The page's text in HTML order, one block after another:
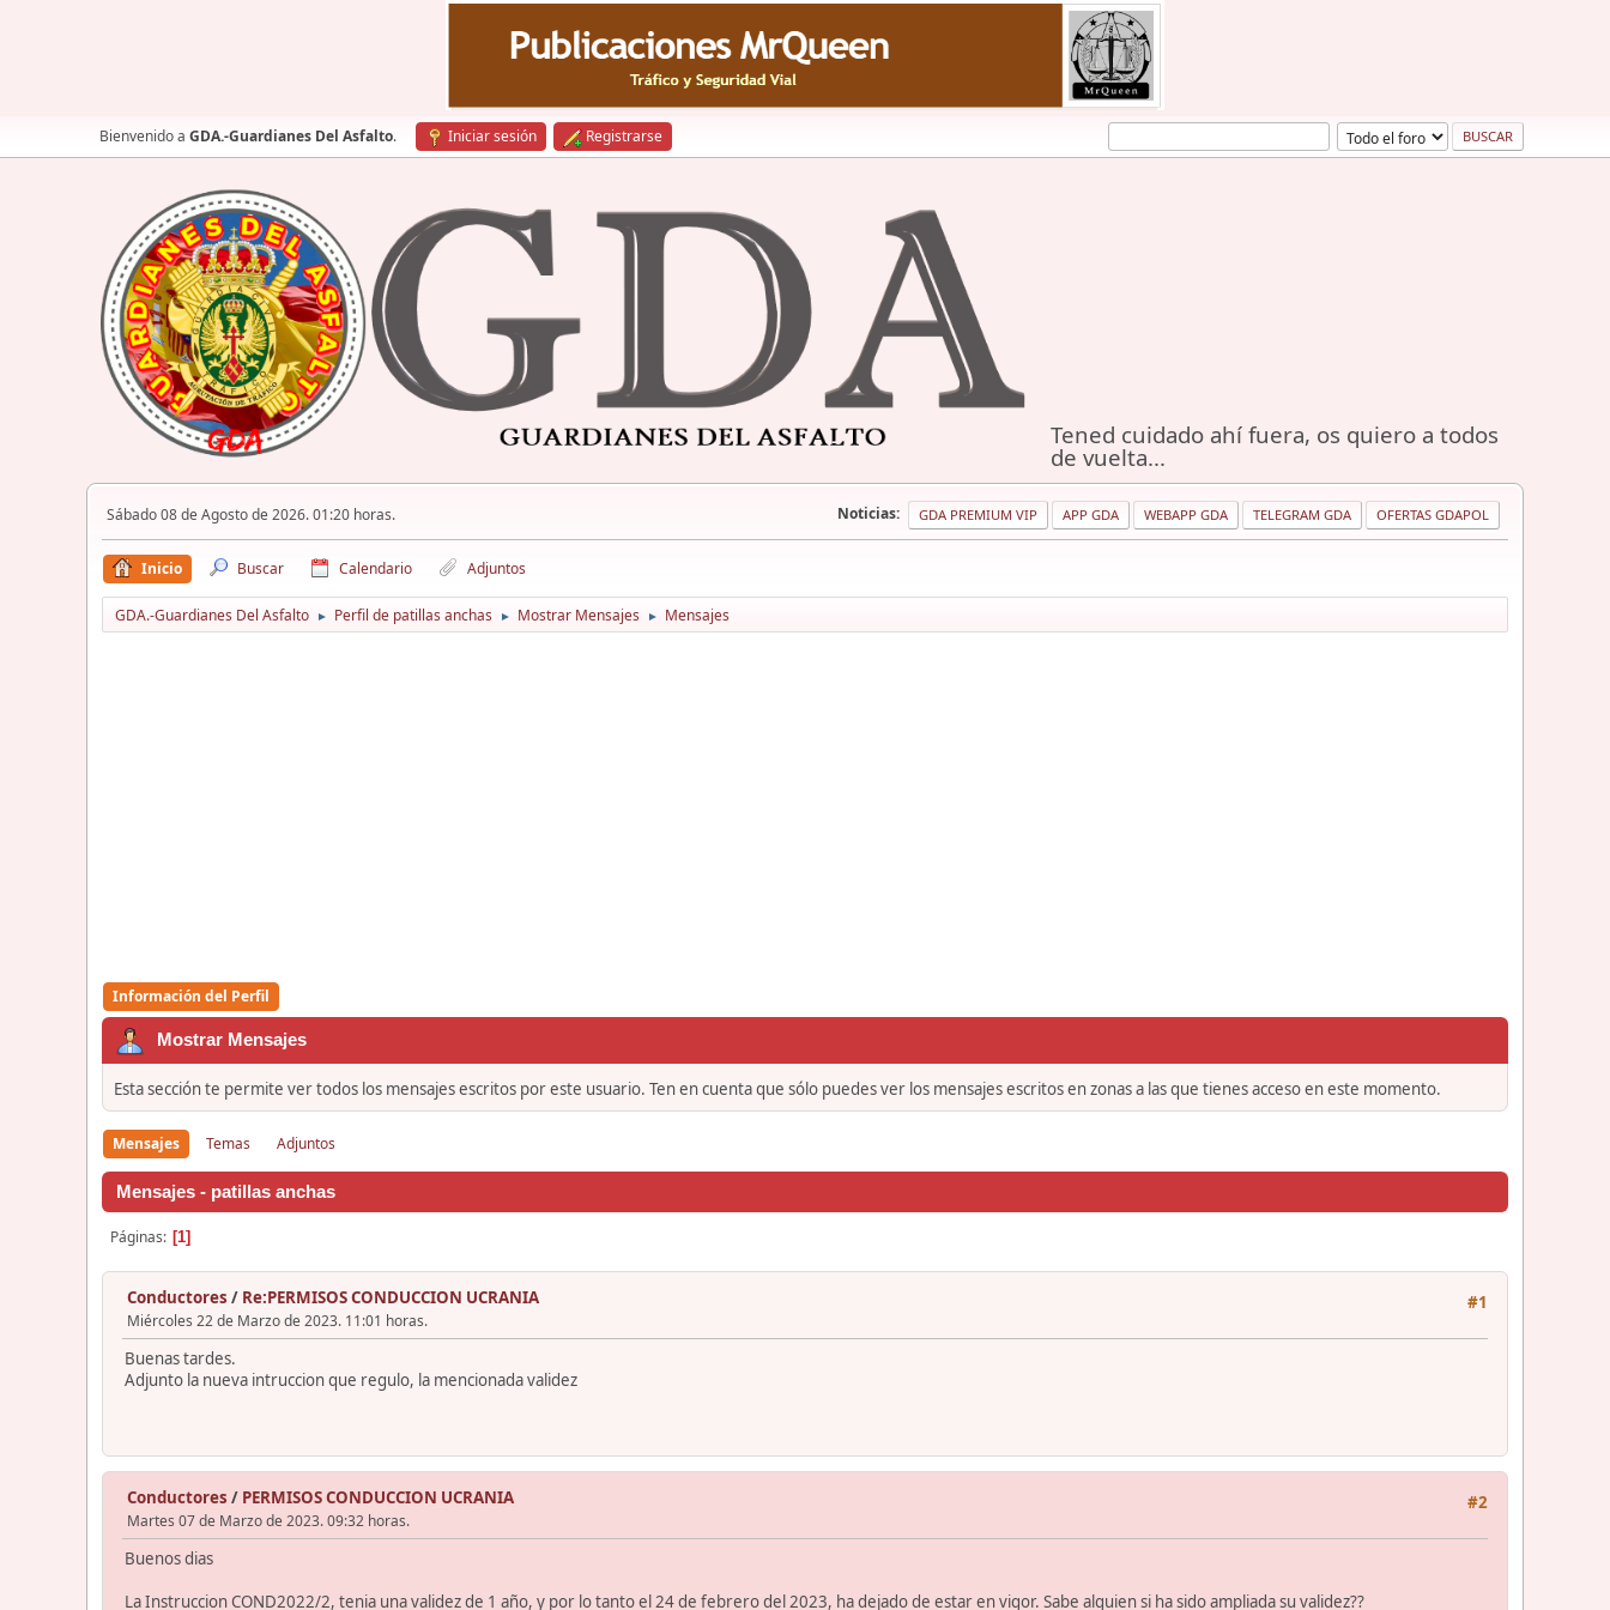
Bienvenido a GDA.-Guardianes Del Asfalto. Iniciar sesión Registrarse
Tened cuidado ahí fuera, os quiero a todos
de vuelta...
Sábado 08 de Agosto de 2026. 01:20 horas. Noticias: GDA PREMIUM VIP APP GDA WEBAPP GDA TELEGRAM GDA OFERTAS GDAPOL
Inicio Buscar Calendario Adjuntos
GDA.-Guardianes Del Asfalto ► Perfil de patillas anchas ► Mostrar Mensajes ► Mensajes
Información del Perfil
Mostrar Mensajes
Esta sección te permite ver todos los mensajes escritos por este usuario. Ten en cuenta que sólo puedes ver los mensajes escritos en zonas a las que tienes acceso en este momento.
Mensajes Temas Adjuntos
Mensajes - patillas anchas
Páginas 1
#1
Conductores / Re:PERMISOS CONDUCCION UCRANIA
Miércoles 22 de Marzo de 2023. 11:01 horas.
Buenas tardes.
Adjunto la nueva intruccion que regulo, la mencionada validez
#2
Conductores / PERMISOS CONDUCCION UCRANIA
Martes 07 de Marzo de 2023. 09:32 horas.
Buenos dias
La Instruccion COND2022/2, tenia una validez de 1 año, y por lo tanto el 24 de febrero del 2023, ha dejado de estar en vigor. Sabe alguien si ha sido ampliada su validez??